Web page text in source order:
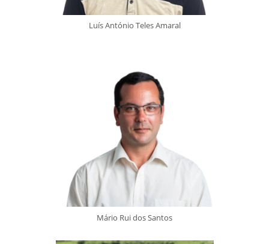
Luís António Teles Amaral
Mário Rui dos Santos